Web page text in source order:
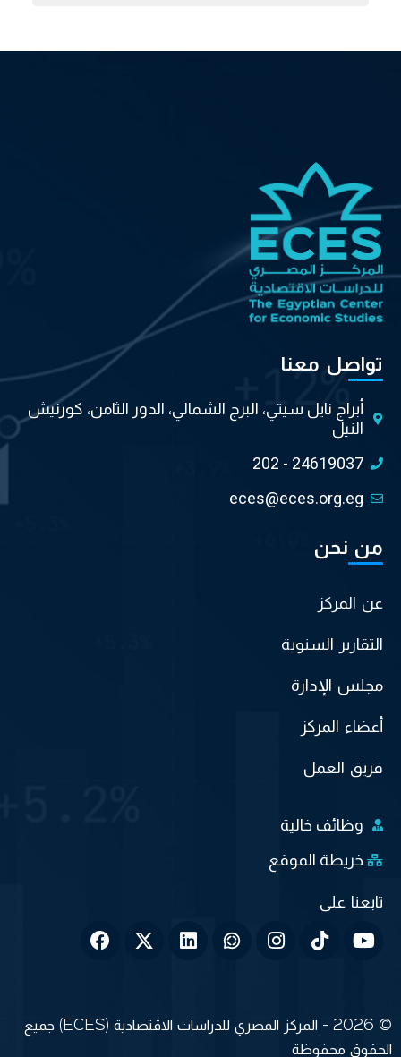
تواصل معنا
أبراج نايل سيتي، البرج الشمالي، الدور الثامن، كورنيش
النيل
202 - 24619037
eces@eces.org.eg
من نحن
عن المركز
التقارير السنوية
مجلس الإدارة
أعضاء المركز
فريق العمل
وظائف خالية
خريطة الموقع
© 2026 - المركز المصري للدراسات الاقتصادية (ECES) جميع
الحقوق محفوظة